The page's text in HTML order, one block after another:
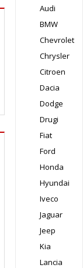
Audi
BMW
Chevrolet
Chrysler
Citroen
Dacia
Dodge
Drugi
Fiat
Ford
Honda
Hyundai
Iveco
Jaguar
Jeep
Kia
Lancia